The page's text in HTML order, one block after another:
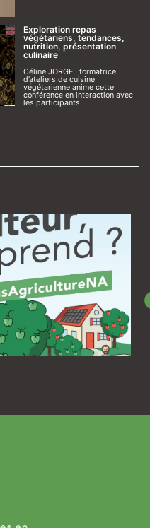
Exploration repas
végétariens, tendances,
nutrition, présentation
culinaire
Céline JORGE formatrice
d’ateliers de cuisine
végétarienne anime cette
conférence en interaction avec
les participants